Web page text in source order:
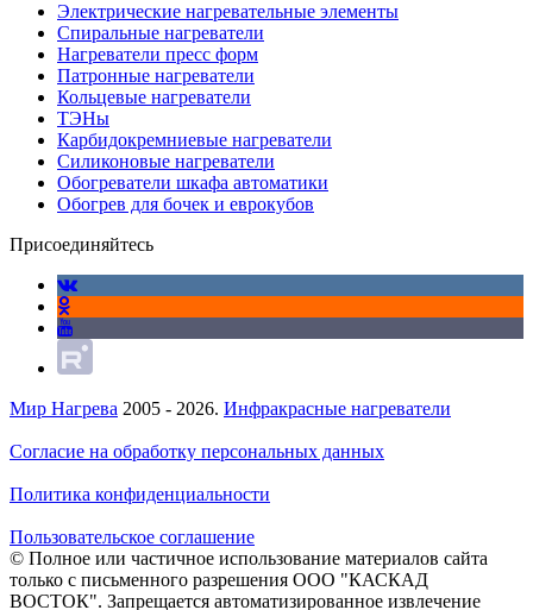
Электрические нагревательные элементы
Спиральные нагреватели
Нагреватели пресс форм
Патронные нагреватели
Кольцевые нагреватели
ТЭНы
Карбидокремниевые нагреватели
Силиконовые нагреватели
Обогреватели шкафа автоматики
Обогрев для бочек и еврокубов
Присоединяйтесь
Мир Нагрева 2005 - 2026. Инфракрасные нагреватели
Согласие на обработку персональных данных
Политика конфиденциальности
Пользовательское соглашение
© Полное или частичное использование материалов сайта
только с письменного разрешения ООО "КАСКАД
ВОСТОК". Запрещается автоматизированное извлечение